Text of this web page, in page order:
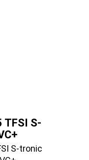
TFSI S-